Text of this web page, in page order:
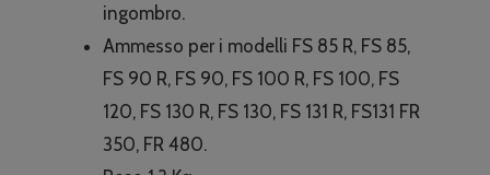
ingombro.
Ammesso per i modelli FS 85 R, FS 85,
FS 90 R, FS 90, FS 100 R, FS 100, FS
120, FS 130 R, FS 130, FS 131 R, FS131 FR
350, FR 480.